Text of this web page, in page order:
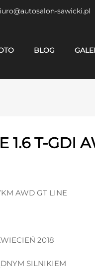
sawicki.pl
BLOG
1.6 T-GDI
AWD GT LINE
2018
SILNIKIEM